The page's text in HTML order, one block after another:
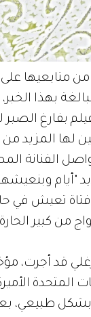
من متابعيها
بهذا
بفارغ
لها المزيد من
الفنانة
"أيام
تعيش في
من كبير
المتحدة
طبيعي،